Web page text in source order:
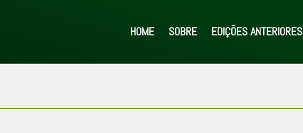
HOME SOBRE EDIÇÕES ANTERIORES